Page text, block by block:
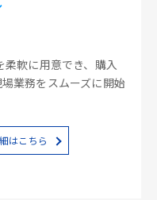
軟に用意でき、購入
業務をスムーズに開始
はこちら